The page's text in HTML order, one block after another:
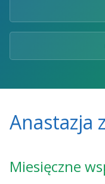
Anastazja
Miesięczne